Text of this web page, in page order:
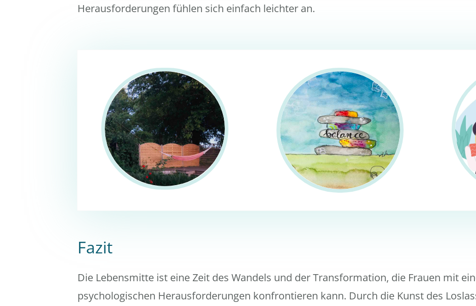
Herausforderungen fühlen sich einfach leichter an.
Fazit
Die Lebensmitte ist eine Zeit des Wandels und der Transformation, die Frauen mit
psychologischen Herausforderungen konfrontieren kann. Durch die Kunst des